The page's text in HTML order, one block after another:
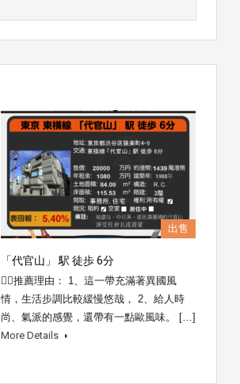
出售
「代官山」 駅 徒歩 6分
👍🏼推薦理由： 1、這一帶充滿著異國風
情，生活步調比較緩慢悠哉， 2、給人時
尚、氣派的感覺，還帶有一點歐風味。 […]
More Details